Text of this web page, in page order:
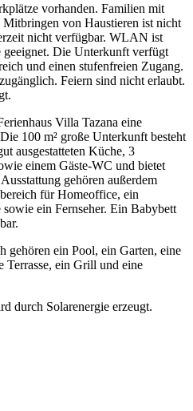
vorhanden. Familien mit
von Haustieren ist nicht
nicht verfügbar. WLAN ist
Die Unterkunft verfügt
und einen stufenfreien Zugang.
Feiern sind nicht erlaubt.
Villa Tazana eine
100 m² große Unterkunft besteht
ausgestatteten Küche, 3
einem Gäste-WC und bietet
gehören außerdem
für Homeoffice, ein
ein Fernseher. Ein Babybett
gehören ein Pool, ein Garten, eine
Terrasse, ein Grill und eine
durch Solarenergie erzeugt.